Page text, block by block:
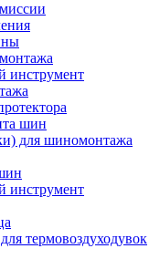
шин
для шиномонтажа
термовоздуходувок